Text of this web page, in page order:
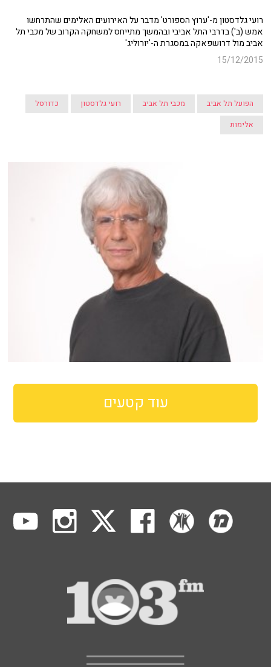
רועי גלדסטון מ-'ערוץ הספורט' מדבר על האירועים האלימים שהתרחשו
אמש (ב') בדרבי התל אביבי ובהמשך מתייחס למשחקה הקרוב של מכבי תל
אביב מול דרושפאקה במסגרת ה-'יורוליג'
15/12/2015
הפועל תל אביב מכבי תל אביב רועי גלדסטון
כדורסל
אלימות
עוד קטעים